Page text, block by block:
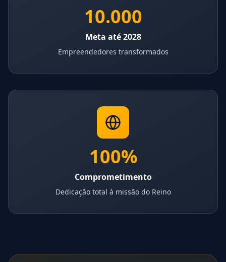
10.000
Meta até 2028
Empreendedores transformados
100%
Comprometimento
Dedicação total à missão do Reino